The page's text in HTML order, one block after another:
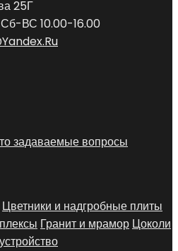
25Г
ВС 10.00-16.00
задаваемые вопросы
Цветники и надгробные плиты
Гранит и мрамор Цоколи